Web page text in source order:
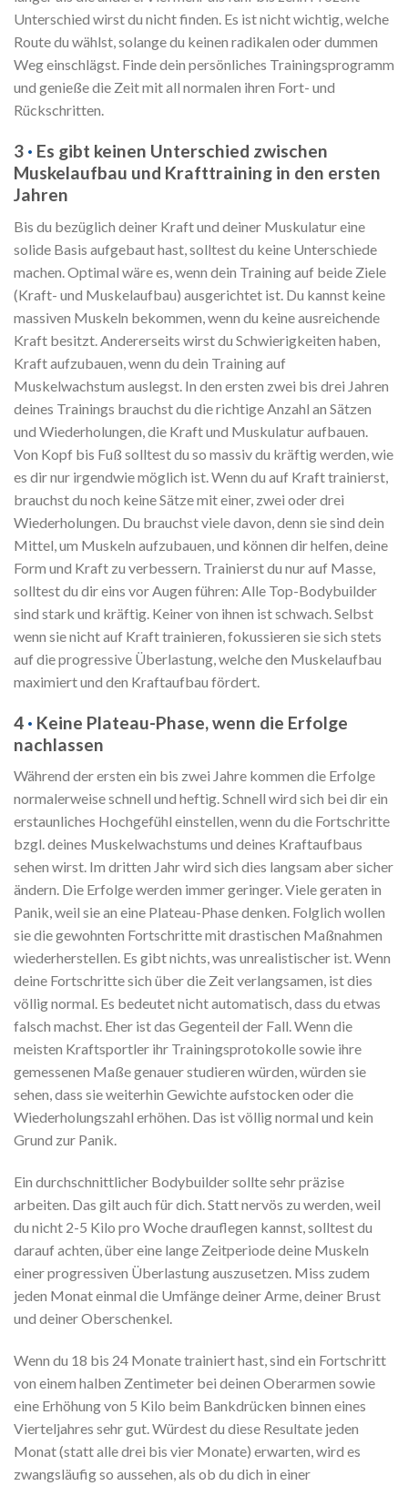
Unterschied wirst du nicht finden. Es ist nicht wichtig, welche
Route du wählst, solange du keinen radikalen oder dummen
Weg einschlägst. Finde dein persönliches Trainingsprogramm
und genieße die Zeit mit all normalen ihren Fort- und
Rückschritten.
3 · Es gibt keinen Unterschied zwischen
Muskelaufbau und Krafttraining in den ersten
Jahren
Bis du bezüglich deiner Kraft und deiner Muskulatur eine
solide Basis aufgebaut hast, solltest du keine Unterschiede
machen. Optimal wäre es, wenn dein Training auf beide Ziele
(Kraft- und Muskelaufbau) ausgerichtet ist. Du kannst keine
massiven Muskeln bekommen, wenn du keine ausreichende
Kraft besitzt. Andererseits wirst du Schwierigkeiten haben,
Kraft aufzubauen, wenn du dein Training auf
Muskelwachstum auslegst. In den ersten zwei bis drei Jahren
deines Trainings brauchst du die richtige Anzahl an Sätzen
und Wiederholungen, die Kraft und Muskulatur aufbauen.
Von Kopf bis Fuß solltest du so massiv du kräftig werden, wie
es dir nur irgendwie möglich ist. Wenn du auf Kraft trainierst,
brauchst du noch keine Sätze mit einer, zwei oder drei
Wiederholungen. Du brauchst viele davon, denn sie sind dein
Mittel, um Muskeln aufzubauen, und können dir helfen, deine
Form und Kraft zu verbessern. Trainierst du nur auf Masse,
solltest du dir eins vor Augen führen: Alle Top-Bodybuilder
sind stark und kräftig. Keiner von ihnen ist schwach. Selbst
wenn sie nicht auf Kraft trainieren, fokussieren sie sich stets
auf die progressive Überlastung, welche den Muskelaufbau
maximiert und den Kraftaufbau fördert.
4 · Keine Plateau-Phase, wenn die Erfolge
nachlassen
Während der ersten ein bis zwei Jahre kommen die Erfolge
normalerweise schnell und heftig. Schnell wird sich bei dir ein
erstaunliches Hochgefühl einstellen, wenn du die Fortschritte
bzgl. deines Muskelwachstums und deines Kraftaufbaus
sehen wirst. Im dritten Jahr wird sich dies langsam aber sicher
ändern. Die Erfolge werden immer geringer. Viele geraten in
Panik, weil sie an eine Plateau-Phase denken. Folglich wollen
sie die gewohnten Fortschritte mit drastischen Maßnahmen
wiederherstellen. Es gibt nichts, was unrealistischer ist. Wenn
deine Fortschritte sich über die Zeit verlangsamen, ist dies
völlig normal. Es bedeutet nicht automatisch, dass du etwas
falsch machst. Eher ist das Gegenteil der Fall. Wenn die
meisten Kraftsportler ihr Trainingsprotokolle sowie ihre
gemessenen Maße genauer studieren würden, würden sie
sehen, dass sie weiterhin Gewichte aufstocken oder die
Wiederholungszahl erhöhen. Das ist völlig normal und kein
Grund zur Panik.
Ein durchschnittlicher Bodybuilder sollte sehr präzise
arbeiten. Das gilt auch für dich. Statt nervös zu werden, weil
du nicht 2-5 Kilo pro Woche drauflegen kannst, solltest du
darauf achten, über eine lange Zeitperiode deine Muskeln
einer progressiven Überlastung auszusetzen. Miss zudem
jeden Monat einmal die Umfänge deiner Arme, deiner Brust
und deiner Oberschenkel.
Wenn du 18 bis 24 Monate trainiert hast, sind ein Fortschritt
von einem halben Zentimeter bei deinen Oberarmen sowie
eine Erhöhung von 5 Kilo beim Bankdrücken binnen eines
Vierteljahres sehr gut. Würdest du diese Resultate jeden
Monat (statt alle drei bis vier Monate) erwarten, wird es
zwangsläufig so aussehen, als ob du dich in einer